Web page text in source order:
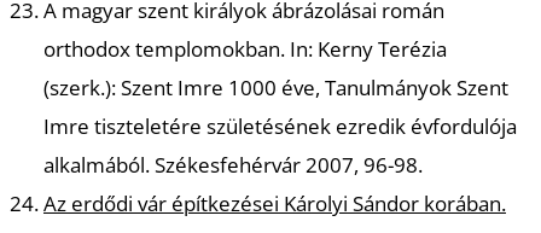
A magyar szent királyok ábrázolásai román
orthodox templomokban. In: Kerny Terézia
(szerk.): Szent Imre 1000 éve, Tanulmányok Szent
Imre tiszteletére születésének ezredik évfordulója
alkalmából. Székesfehérvár 2007, 96-98.
Az erdődi vár építkezései Károlyi Sándor korában.